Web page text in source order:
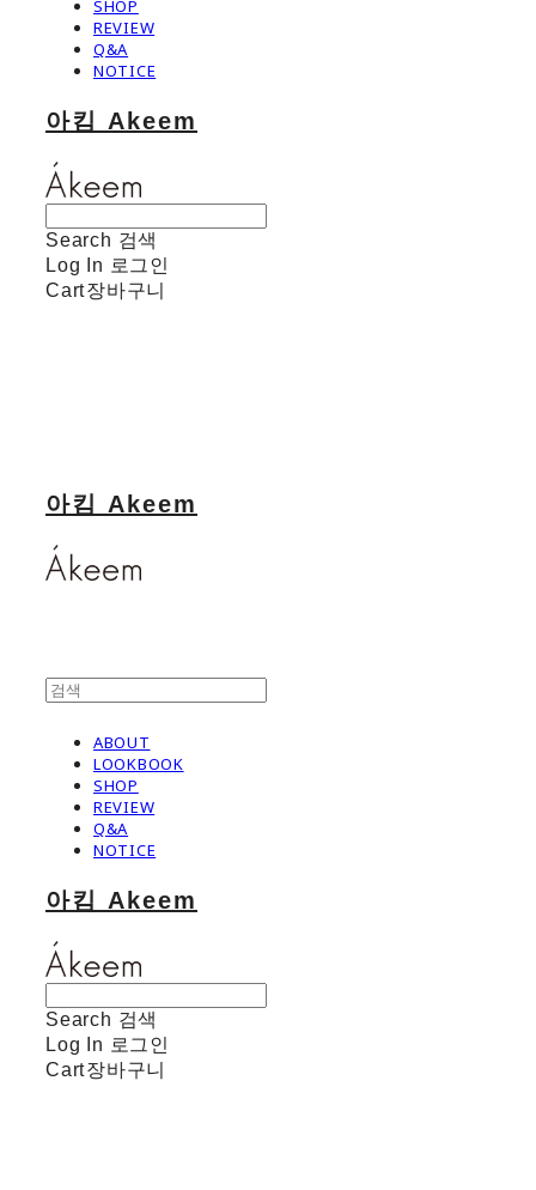
SHOP
REVIEW
Q&A
NOTICE
아킴 Akeem
Search 검색
Log In 로그인
Cart장바구니
아킴 Akeem
ABOUT
LOOKBOOK
SHOP
REVIEW
Q&A
NOTICE
아킴 Akeem
Search 검색
Log In 로그인
Cart장바구니